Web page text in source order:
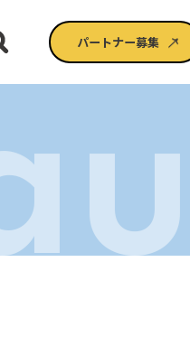
パートナー募集